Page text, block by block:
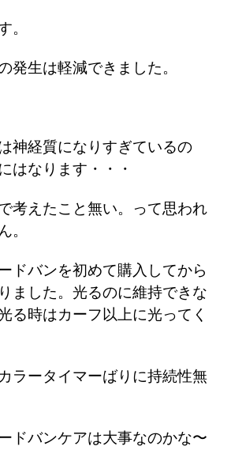
。
発生は軽減できました。
神経質になりすぎているの
はなります・・・
考えたこと無い。って思われ
。
ドバンを初めて購入してから
ました。光るのに維持できな
る時はカーフ以上に光ってく
ラータイマーばりに持続性無
ドバンケアは大事なのかな〜